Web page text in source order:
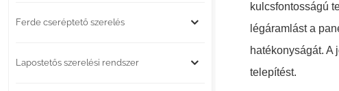
kulcsfontosságú
légáramlást a
hatékonyságát.
telepítést.
Ferde cseréptető szerelés
Lapostetős szerelési rendszer